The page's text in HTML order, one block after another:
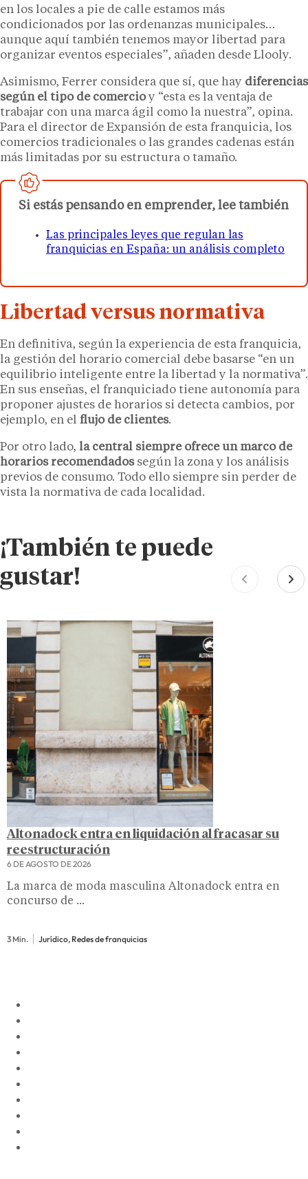
en los locales a pie de calle estamos más
condicionados por las ordenanzas municipales…
aunque aquí también tenemos mayor libertad para
organizar eventos especiales”, añaden desde Llooly.
Asimismo, Ferrer considera que sí, que hay diferencias
según el tipo de comercioy “esta es la ventaja de
trabajar con una marca ágil como la nuestra”, opina.
Para el director de Expansión de esta franquicia, los
comercios tradicionales o las grandes cadenas están
más limitadas por su estructura o tamaño.
Si estás pensando en emprender, lee también
Las principales leyes que regulan las
franquicias en España: un análisis completo
Libertad versus normativa
En definitiva, según la experiencia de esta franquicia,
la gestión del horario comercial debe basarse “en un
equilibrio inteligente entre la libertad y la normativa”.
En sus enseñas, el franquiciado tiene autonomía para
proponer ajustes de horarios si detecta cambios, por
ejemplo, en el flujo de clientes.
Por otro lado, la central siempre ofrece un marco de
horarios recomendadossegún la zona y los análisis
previos de consumo. Todo ello siempre sin perder de
vista la normativa de cada localidad.
¡También te puede
gustar!
Altonadock entra en liquidación al fracasar su
reestructuración
6 DE AGOSTO DE 2026
La marca de moda masculina Altonadock entra en
concurso de ...
3 Min. Jurídico, Redes de franquicias